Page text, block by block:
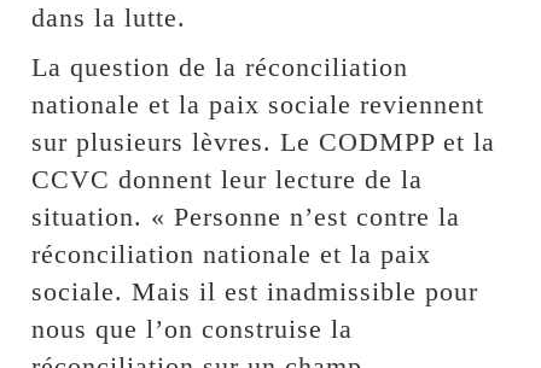
dans la lutte.
La question de la réconciliation
nationale et la paix sociale reviennent
sur plusieurs lèvres. Le CODMPP et la
CCVC donnent leur lecture de la
situation. « Personne n’est contre la
réconciliation nationale et la paix
sociale. Mais il est inadmissible pour
nous que l’on construise la